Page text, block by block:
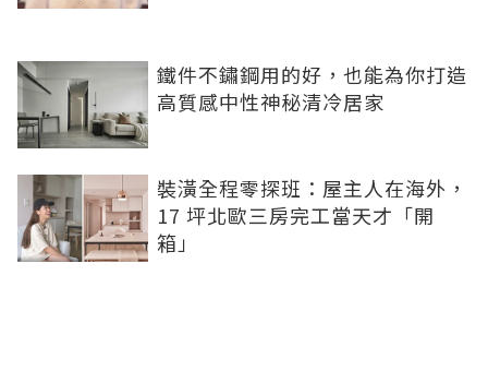
鐵件不鏽鋼用的好，也能為你打造
高質感中性神秘清冷居家
裝潢全程零探班：屋主人在海外，
17 坪北歐三房完工當天才「開
箱」